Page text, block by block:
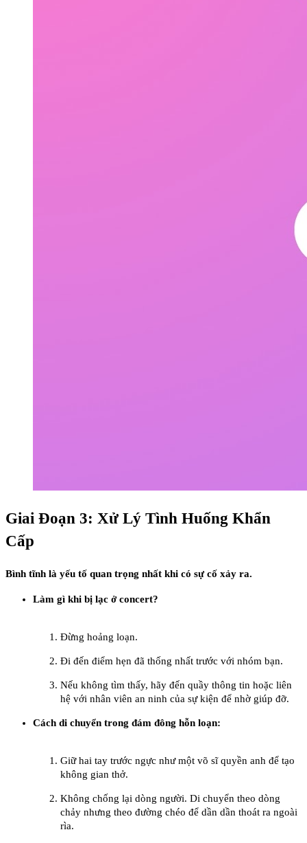
Giai Đoạn 3: Xử Lý Tình Huống Khẩn
Cấp
Bình tĩnh là yếu tố quan trọng nhất khi có sự cố xảy ra.
Làm gì khi bị lạc ở concert?
Đừng hoảng loạn.
Đi đến điểm hẹn đã thống nhất trước với nhóm bạn.
Nếu không tìm thấy, hãy đến quầy thông tin hoặc liên
hệ với nhân viên an ninh của sự kiện để nhờ giúp đỡ.
Cách di chuyển trong đám đông hỗn loạn:
Giữ hai tay trước ngực như một võ sĩ quyền anh để tạo
không gian thở.
Không chống lại dòng người. Di chuyển theo dòng
chảy nhưng theo đường chéo để dần dần thoát ra ngoài
rìa.